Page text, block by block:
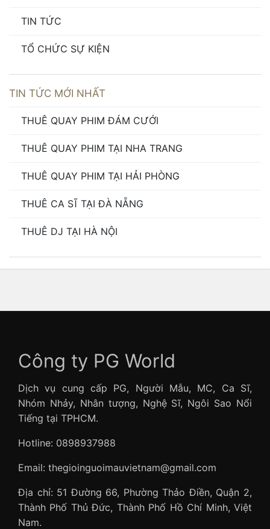
TIN TỨC
TỔ CHỨC SỰ KIỆN
TIN TỨC MỚI NHẤT
THUÊ QUAY PHIM ĐÁM CƯỚI
THUÊ QUAY PHIM TẠI NHA TRANG
THUÊ QUAY PHIM TẠI HẢI PHÒNG
THUÊ CA SĨ TẠI ĐÀ NẴNG
THUÊ DJ TẠI HÀ NỘI
Công ty PG World
Dịch vụ cung cấp PG, Người Mẫu, MC, Ca Sĩ,
Nhóm Nhảy, Nhân tượng, Nghệ Sĩ, Ngôi Sao Nổi
Tiếng tại TPHCM.
Hotline: 0898937988
Email: thegioinguoimauvietnam@gmail.com
Địa chỉ: 51 Đường 66, Phường Thảo Điền, Quận 2,
Thành Phố Thủ Đức, Thành Phố Hồ Chí Minh, Việt
Nam.